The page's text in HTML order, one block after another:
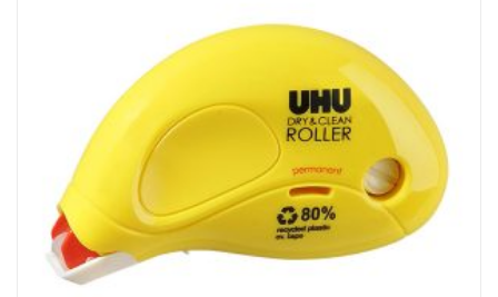
mm
m
Lebez
quantità